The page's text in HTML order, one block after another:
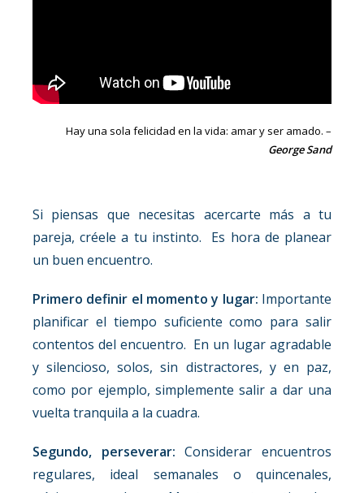
Hay una sola felicidad en la vida: amar y ser amado. –
George Sand
Si piensas que necesitas acercarte más a tu
pareja, créele a tu instinto. Es hora de planear
un buen encuentro.
Primero definir el momento y lugar: Importante
planificar el tiempo suficiente como para salir
contentos del encuentro. En un lugar agradable
y silencioso, solos, sin distractores, y en paz,
como por ejemplo, simplemente salir a dar una
vuelta tranquila a la cuadra.
Segundo, perseverar: Considerar encuentros
regulares, ideal semanales o quincenales,